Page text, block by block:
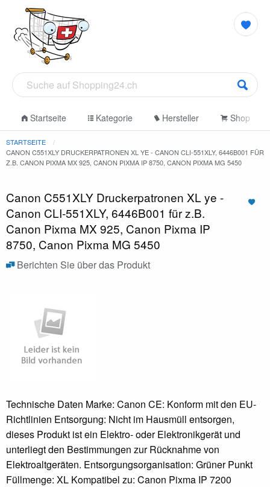
Startseite Kategorie Hersteller Shop
STARTSEITE
CANON C551XLY DRUCKERPATRONEN XL YE - CANON CLI-551XLY, 6446B001 FÜR
Z.B. CANON PIXMA MX 925, CANON PIXMA IP 8750, CANON PIXMA MG 5450
Canon C551XLY Druckerpatronen XL ye -
Canon CLI-551XLY, 6446B001 für z.B.
Canon Pixma MX 925, Canon Pixma IP
8750, Canon Pixma MG 5450
Berichten Sie über das Produkt
Technische Daten Marke: Canon CE: Konform mit den EU-
Richtlinien Entsorgung: Nicht im Hausmüll entsorgen,
dieses Produkt ist ein Elektro- oder Elektronikgerät und
unterliegt den Bestimmungen zur Rücknahme von
Elektroaltgeräten. Entsorgungsorganisation: Grüner Punkt
Füllmenge: XL Kompatibel zu: Canon Pixma IP 7200